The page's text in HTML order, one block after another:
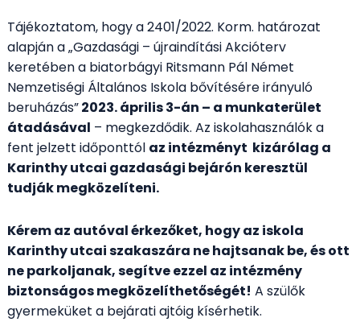
Tájékoztatom, hogy a 2401/2022. Korm. határozat
alapján a „Gazdasági – újraindítási Akcióterv
keretében a biatorbágyi Ritsmann Pál Német
Nemzetiségi Általános Iskola bővítésére irányuló
beruházás”2023. április 3-án – a munkaterület
átadásával – megkezdődik. Az iskolahasználók a
fent jelzett időponttól az intézményt kizárólag a
Karinthy utcai gazdasági bejárón keresztül
tudják megközelíteni.
Kérem az autóval érkezőket, hogy az iskola
Karinthy utcai szakaszára ne hajtsanak be, és ott
ne parkoljanak, segítve ezzel az intézmény
biztonságos megközelíthetőségét! A szülők
gyermeküket a bejárati ajtóig kísérhetik.